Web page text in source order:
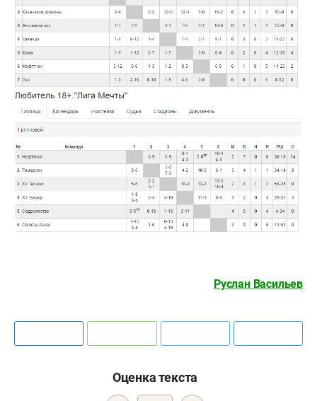
Руслан Васильев
Оценка текста